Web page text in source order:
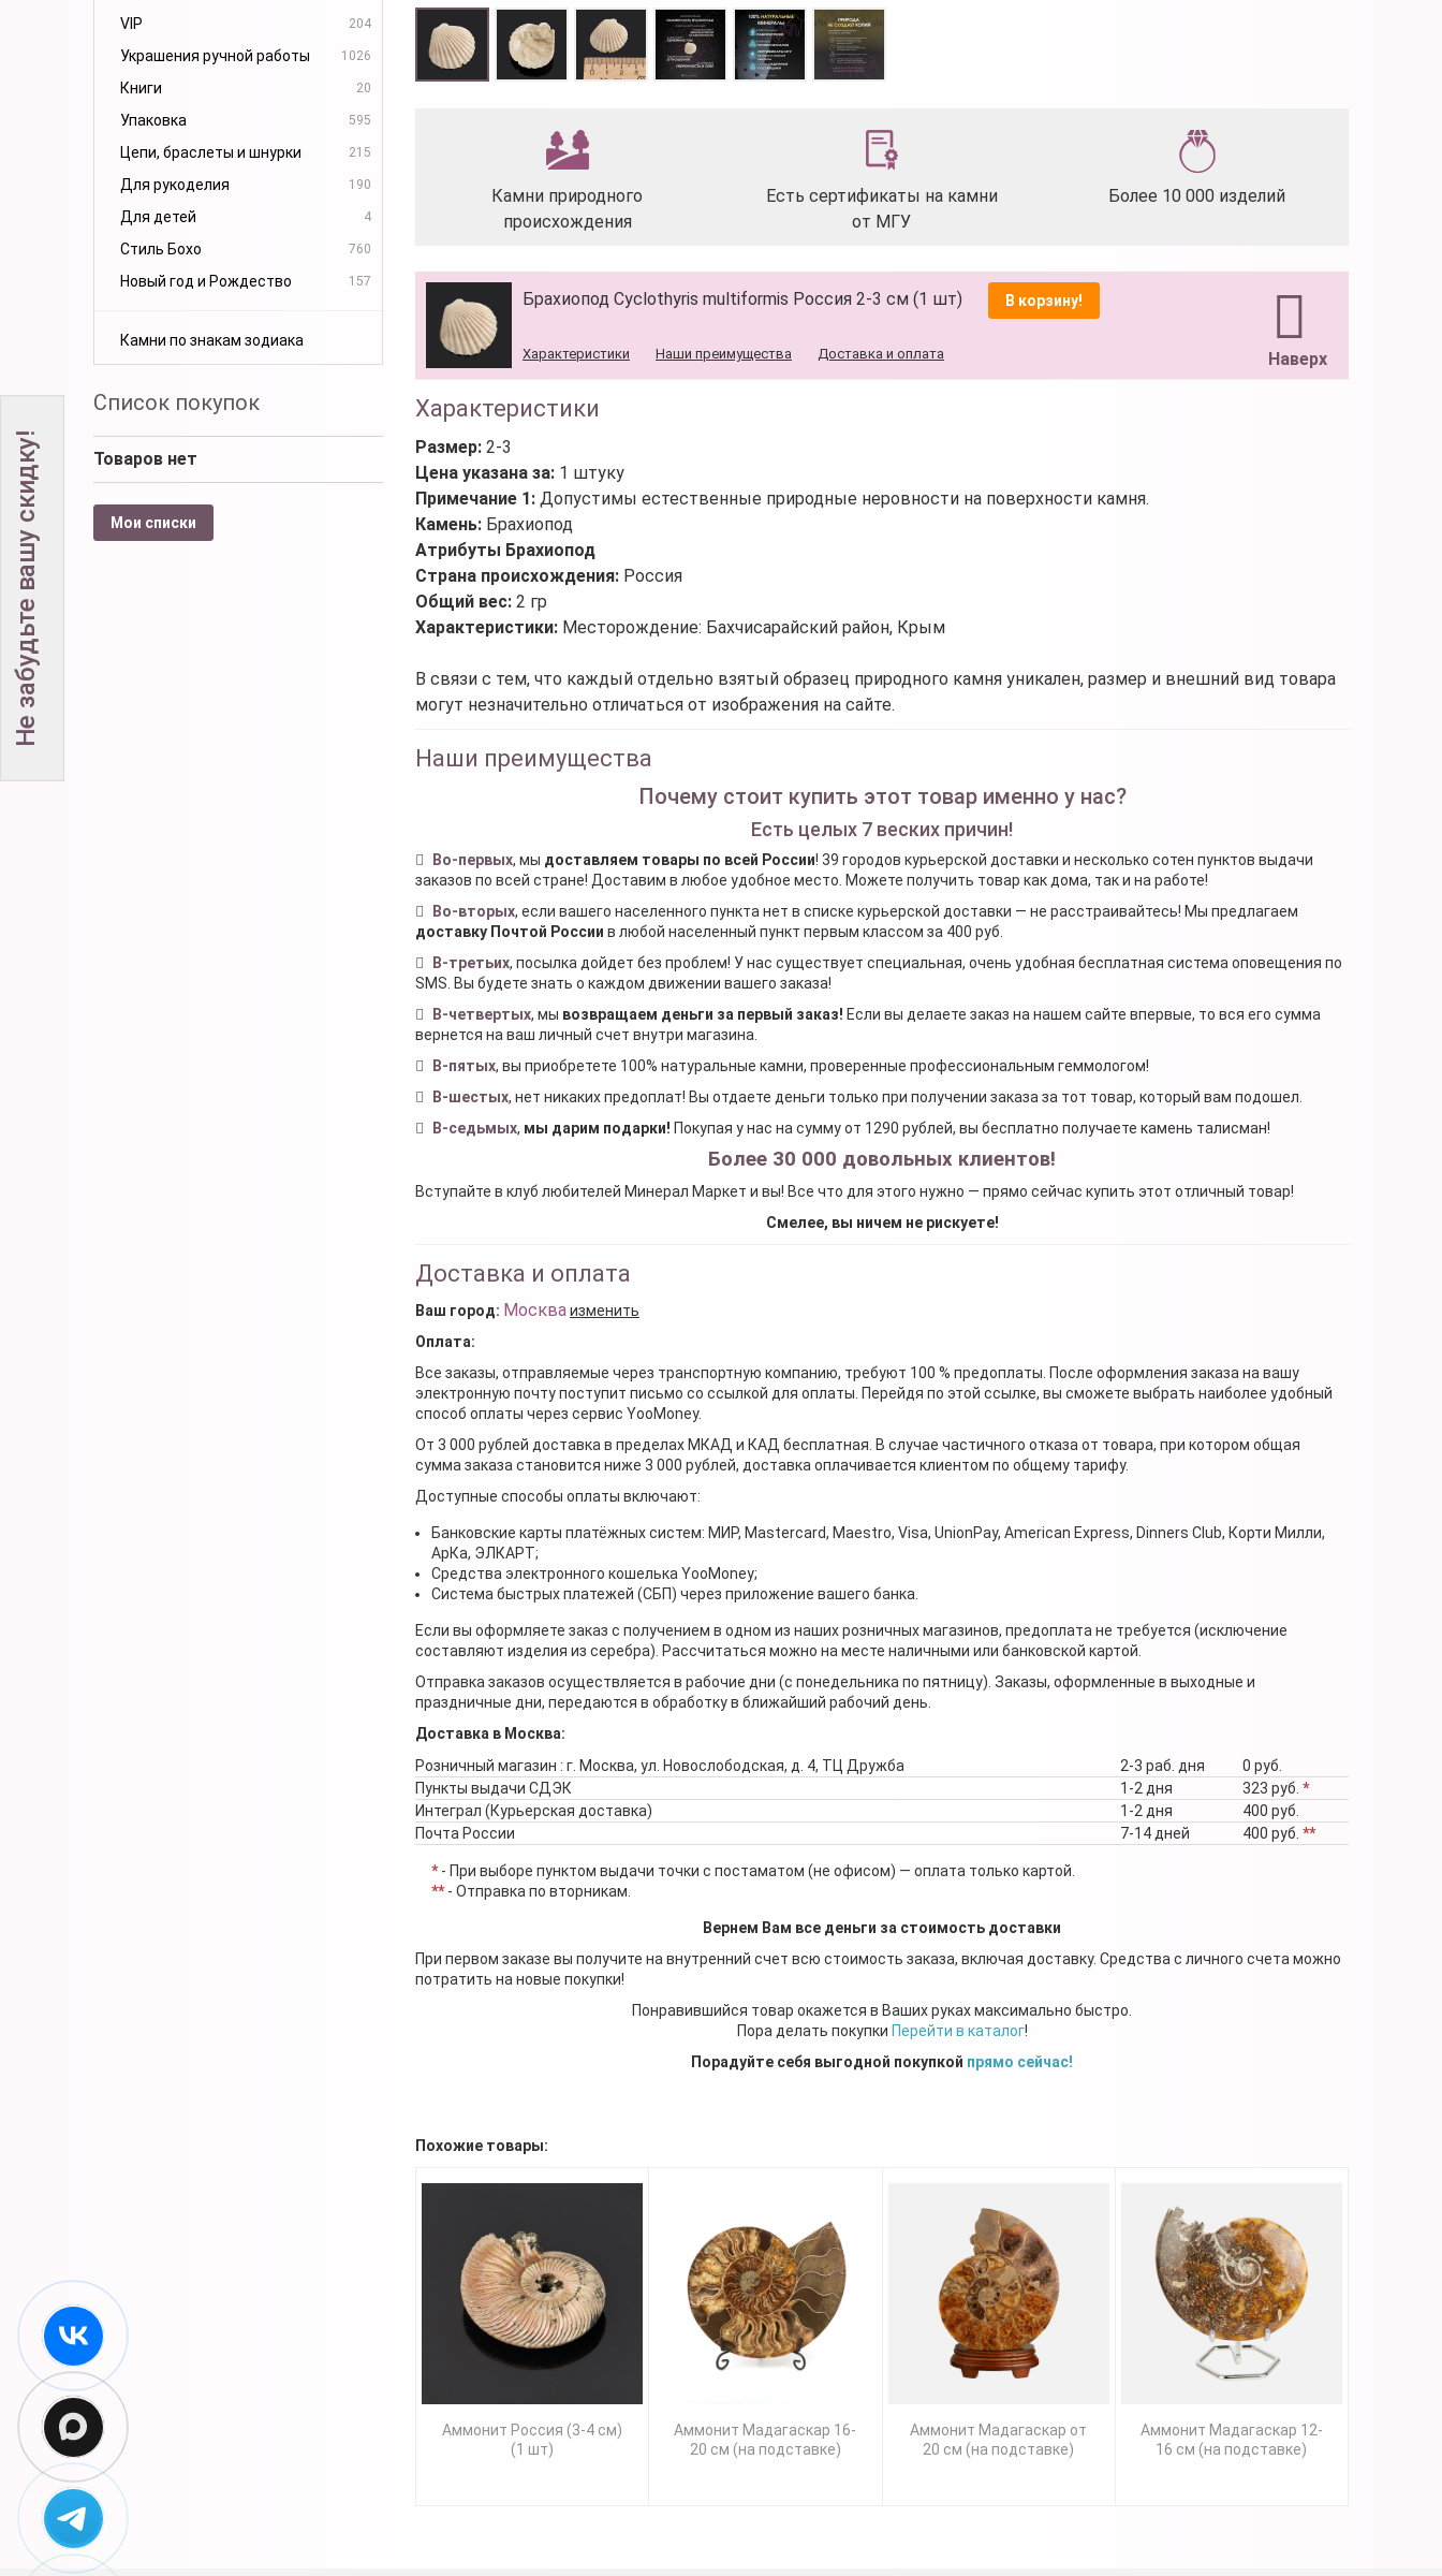
VIP 204
Украшения ручной работы 1026
Книги 20
Упаковка 595
Цепи, браслеты и шнурки 215
Для рукоделия 190
Для детей 4
Стиль Бохо 760
Новый год и Рождество 157
Камни по знакам зодиака
Список покупок
Товаров нет
Мои списки
Камни природного
происхождения
Есть сертификаты на камни
от МГУ
Более 10 000 изделий
Брахиопод Cyclothyris multiformis Россия 2-3 см (1 шт) В корзину!
Наверх
Характеристики Наши преимущества Доставка и оплата
Характеристики
Размер: 2-3
Цена указана за: 1 штуку
Примечание 1: Допустимы естественные природные неровности на поверхности камня.
Камень: Брахиопод
Атрибуты Брахиопод
Страна происхождения: Россия
Общий вес: 2 гр
Характеристики: Месторождение: Бахчисарайский район, Крым
В связи с тем, что каждый отдельно взятый образец природного камня уникален, размер и внешний вид товара
могут незначительно отличаться от изображения на сайте.
Наши преимущества
Почему стоит купить этот товар именно у нас?
Есть целых 7 веских причин!
Во-первых, мы доставляем товары по всей России! 39 городов курьерской доставки и несколько сотен пунктов выдачи
заказов по всей стране! Доставим в любое удобное место. Можете получить товар как дома, так и на работе!
Во-вторых, если вашего населенного пункта нет в списке курьерской доставки — не расстраивайтесь! Мы предлагаем
доставку Почтой России в любой населенный пункт первым классом за 400 руб.
В-третьих, посылка дойдет без проблем! У нас существует специальная, очень удобная бесплатная система оповещения по
SMS. Вы будете знать о каждом движении вашего заказа!
В-четвертых, мы возвращаем деньги за первый заказ! Если вы делаете заказ на нашем сайте впервые, то вся его сумма
вернется на ваш личный счет внутри магазина.
В-пятых, вы приобретете 100% натуральные камни, проверенные профессиональным геммологом!
В-шестых, нет никаких предоплат! Вы отдаете деньги только при получении заказа за тот товар, который вам подошел.
В-седьмых, мы дарим подарки! Покупая у нас на сумму от 1290 рублей, вы бесплатно получаете камень талисман!
Более 30 000 довольных клиентов!
Вступайте в клуб любителей Минерал Маркет и вы! Все что для этого нужно — прямо сейчас купить этот отличный товар!
Смелее, вы ничем не рискуете!
Доставка и оплата
Ваш город: Москваизменить
Оплата:
Все заказы, отправляемые через транспортную компанию, требуют 100 % предоплаты. После оформления заказа на вашу
электронную почту поступит письмо со ссылкой для оплаты. Перейдя по этой ссылке, вы сможете выбрать наиболее удобный
способ оплаты через сервис YooMoney.
От 3 000 рублей доставка в пределах МКАД и КАД бесплатная. В случае частичного отказа от товара, при котором общая
сумма заказа становится ниже 3 000 рублей, доставка оплачивается клиентом по общему тарифу.
Доступные способы оплаты включают:
Банковские карты платёжных систем: МИР, Mastercard, Maestro, Visa, UnionPay, American Express, Dinners Club, Корти Милли,
АрКа, ЭЛКАРТ;
Средства электронного кошелька YooMoney;
Система быстрых платежей (СБП) через приложение вашего банка.
Если вы оформляете заказ с получением в одном из наших розничных магазинов, предоплата не требуется (исключение
составляют изделия из серебра). Рассчитаться можно на месте наличными или банковской картой.
Отправка заказов осуществляется в рабочие дни (с понедельника по пятницу). Заказы, оформленные в выходные и
праздничные дни, передаются в обработку в ближайший рабочий день.
Доставка в Москва:
Розничный магазин : г. Москва, ул. Новослободская, д. 4, ТЦ Дружба
2-3 раб. дня
0 руб.
Пункты выдачи СДЭК
1-2 дня 323 руб. *
Интеграл (Курьерская доставка)
1-2 дня
400 руб.
Почта России
7-14 дней 400 руб. **
*- При выборе пунктом выдачи точки с постаматом (не офисом) — оплата только картой.
**- Отправка по вторникам.
Вернем Вам все деньги за стоимость доставки
При первом заказе вы получите на внутренний счет всю стоимость заказа, включая доставку. Средства с личного счета можно
потратить на новые покупки!
Понравившийся товар окажется в Ваших руках максимально быстро.
Пора делать покупки Перейти в каталог!
Порадуйте себя выгодной покупкой прямо сейчас!
Похожие товары:
Аммонит Россия (3-4 см)
(1 шт)
Аммонит Мадагаскар 16-
20 см (на подставке)
Аммонит Мадагаскар от
20 см (на подставке)
Аммонит Мадагаскар 12-
16 см (на подставке)
Не забудьте вашу скидку!